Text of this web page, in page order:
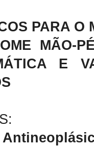
PARA
MÃO-
E